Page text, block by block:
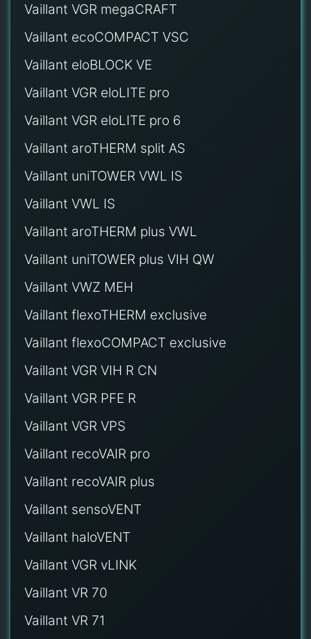
Vaillant VGR megaCRAFT
Vaillant ecoCOMPACT VSC
Vaillant eloBLOCK VE
Vaillant VGR eloLITE pro
Vaillant VGR eloLITE pro 6
Vaillant aroTHERM split AS
Vaillant uniTOWER VWL IS
Vaillant VWL IS
Vaillant aroTHERM plus VWL
Vaillant uniTOWER plus VIH QW
Vaillant VWZ MEH
Vaillant flexoTHERM exclusive
Vaillant flexoCOMPACT exclusive
Vaillant VGR VIH R CN
Vaillant VGR PFE R
Vaillant VGR VPS
Vaillant recoVAIR pro
Vaillant recoVAIR plus
Vaillant sensoVENT
Vaillant haloVENT
Vaillant VGR vLINK
Vaillant VR 70
Vaillant VR 71